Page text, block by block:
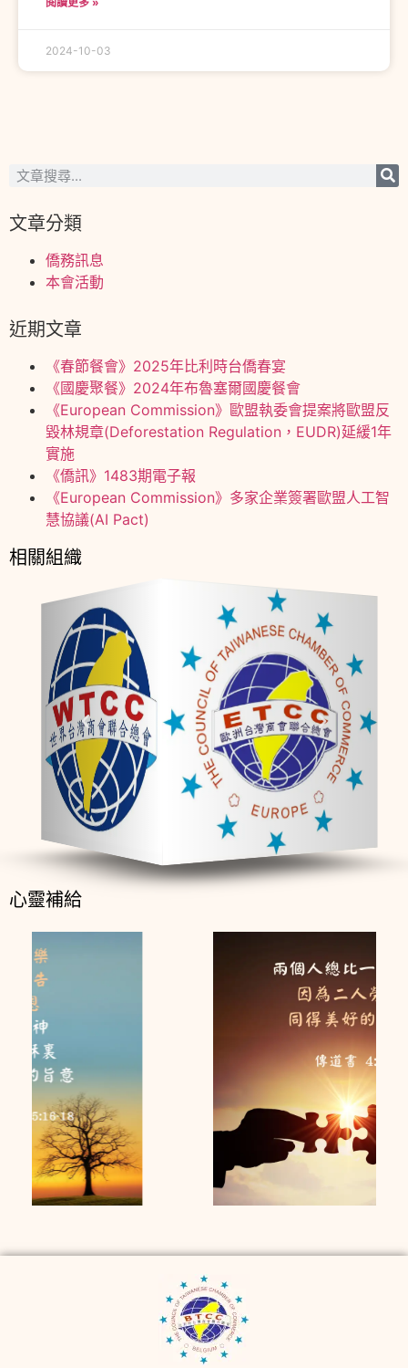
2024-10-03
文章分類
僑務訊息
本會活動
近期文章
《春節餐會》2025年比利時台僑春宴
《國慶聚餐》2024年布魯塞爾國慶餐會
《European Commission》歐盟執委會提案將歐盟反
毀林規章(Deforestation Regulation，EUDR)延緩1年
實施
《僑訊》1483期電子報
《European Commission》多家企業簽署歐盟人工智
慧協議(AI Pact)
相關組織
心靈補給